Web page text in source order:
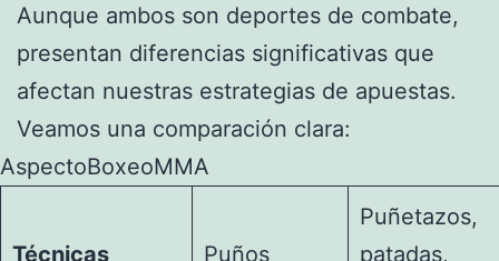
Aunque ambos son deportes de combate,
presentan diferencias significativas que
afectan nuestras estrategias de apuestas.
Veamos una comparación clara:
AspectoBoxeoMMA
Técnicas
Puños
Puñetazos,
patadas,